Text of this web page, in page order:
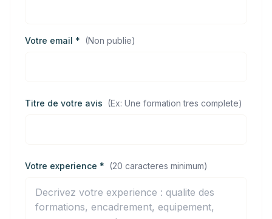
Votre email * (Non publie)
Titre de votre avis (Ex: Une formation tres complete)
Votre experience * (20 caracteres minimum)